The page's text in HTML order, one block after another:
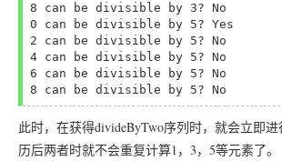
8 can be divisible by 3? No
0 can be divisible by 5? Yes
2 can be divisible by 5? No
4 can be divisible by 5? No
6 can be divisible by 5? No
此时，在获得divideByTwo序列时，就会立即
历后两者时就不会重复计算1，3，5等元素了。